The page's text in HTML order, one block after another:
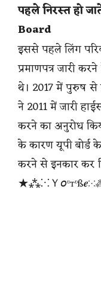
पहले निरस्त हो
Board
इससे पहले लिंग
प्रमाणपत्र जारी
थे। 2017 में पुरुष से
ने 2011 में जारी
करने का अनुरोध
के कारण यूपी बोर्ड
करने से इनकार कर
★⁂⁙Ｙ